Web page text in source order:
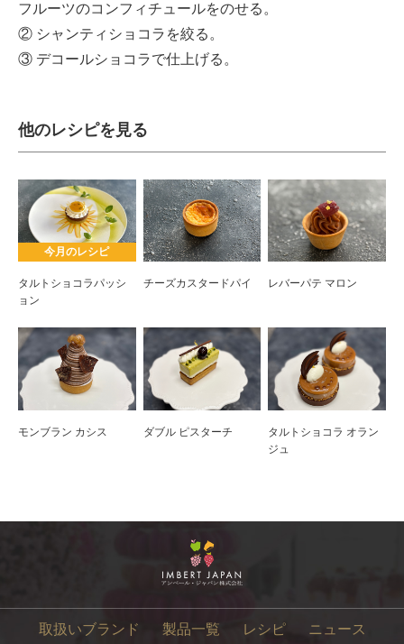
フルーツのコンフィチュールをのせる。
② シャンティショコラを絞る。
③ デコールショコラで仕上げる。
他のレシピを見る
今月のレシピ
タルトショコラパッシ
ョン
チーズカスタードパイ レバーパテ マロン
モンブラン カシス ダブル ピスターチ
タルトショコラ オラン
ジュ
取扱いブランド 製品一覧 レシピ ニュース